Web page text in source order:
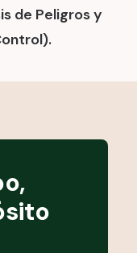
de Peligros y